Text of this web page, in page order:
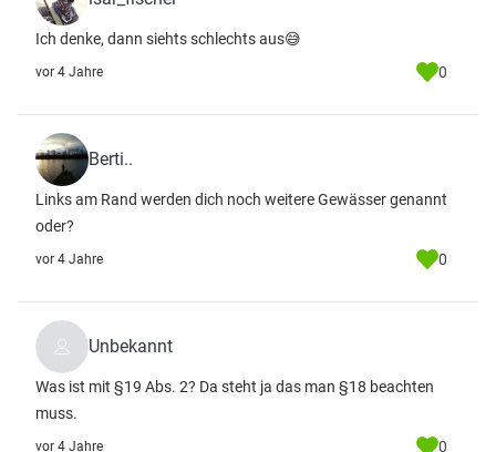
Ich denke, dann siehts schlechts aus😅
vor 4 Jahre 0
Berti..
Links am Rand werden dich noch weitere Gewässer genannt
oder?
vor 4 Jahre 0
Unbekannt
Was ist mit §19 Abs. 2? Da steht ja das man §18 beachten
muss.
vor 4 Jahre 0